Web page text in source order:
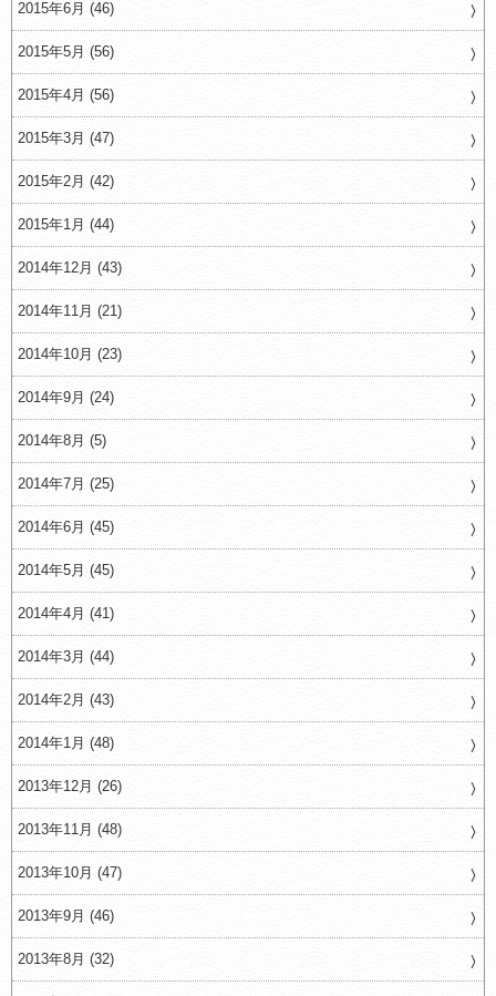
2015年6月 (46)
2015年5月 (56)
2015年4月 (56)
2015年3月 (47)
2015年2月 (42)
2015年1月 (44)
2014年12月 (43)
2014年11月 (21)
2014年10月 (23)
2014年9月 (24)
2014年8月 (5)
2014年7月 (25)
2014年6月 (45)
2014年5月 (45)
2014年4月 (41)
2014年3月 (44)
2014年2月 (43)
2014年1月 (48)
2013年12月 (26)
2013年11月 (48)
2013年10月 (47)
2013年9月 (46)
2013年8月 (32)